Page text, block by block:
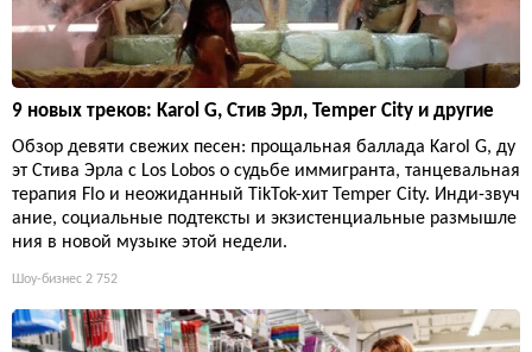
9 новых треков: Karol G, Стив Эрл, Temper City и другие
Обзор девяти свежих песен: прощальная баллада Karol G, ду
эт Стива Эрла с Los Lobos о судьбе иммигранта, танцевальная
терапия Flo и неожиданный TikTok-хит Temper City. Инди-звуч
ание, социальные подтексты и экзистенциальные размышле
ния в новой музыке этой недели.
Шоу-бизнес 2 752